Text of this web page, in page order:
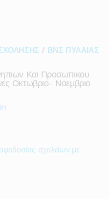
/ ΒΝΣ ΠΥΛΑΙΑΣ
Και Προσωπικου
Οκτωβριο- Νοεμβριο
σχολείων με